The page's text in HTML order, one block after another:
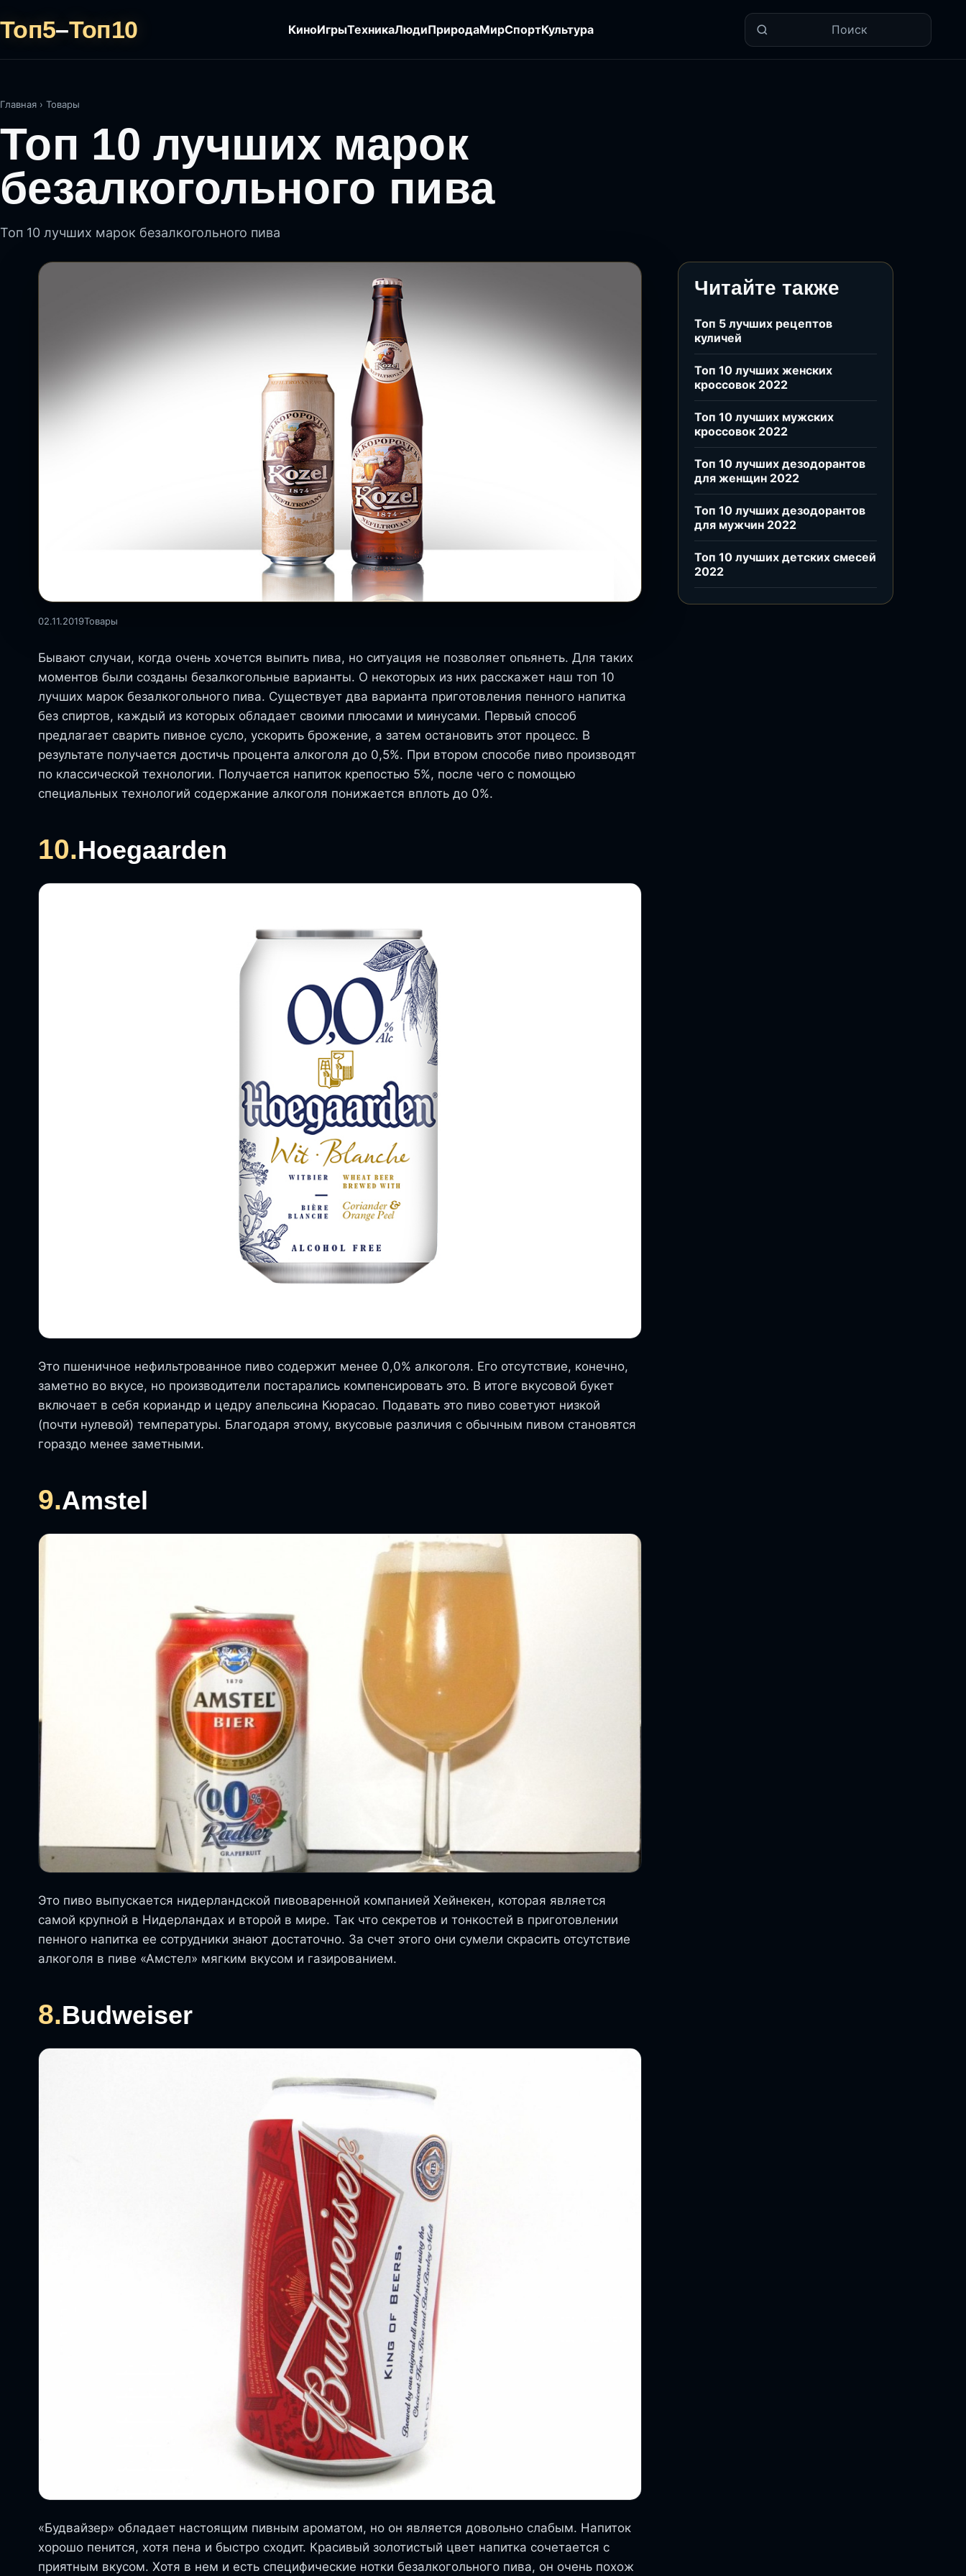
Топ5–Топ10 КиноИгрыТехникаЛюдиПриродаМирСпортКультура Поиск
Главная › Товары
Топ 10 лучших марок
безалкогольного пива
Топ 10 лучших марок безалкогольного пива
02.11.2019Товары
Бывают случаи, когда очень хочется выпить пива, но ситуация не позволяет опьянеть. Для таких
моментов были созданы безалкогольные варианты. О некоторых из них расскажет наш топ 10
лучших марок безалкогольного пива. Существует два варианта приготовления пенного напитка
без спиртов, каждый из которых обладает своими плюсами и минусами. Первый способ
предлагает сварить пивное сусло, ускорить брожение, а затем остановить этот процесс. В
результате получается достичь процента алкоголя до 0,5%. При втором способе пиво производят
по классической технологии. Получается напиток крепостью 5%, после чего с помощью
специальных технологий содержание алкоголя понижается вплоть до 0%.
10.Hoegaarden
Это пшеничное нефильтрованное пиво содержит менее 0,0% алкоголя. Его отсутствие, конечно,
заметно во вкусе, но производители постарались компенсировать это. В итоге вкусовой букет
включает в себя кориандр и цедру апельсина Кюрасао. Подавать это пиво советуют низкой
(почти нулевой) температуры. Благодаря этому, вкусовые различия с обычным пивом становятся
гораздо менее заметными.
9.Amstel
Это пиво выпускается нидерландской пивоваренной компанией Хейнекен, которая является
самой крупной в Нидерландах и второй в мире. Так что секретов и тонкостей в приготовлении
пенного напитка ее сотрудники знают достаточно. За счет этого они сумели скрасить отсутствие
алкоголя в пиве «Амстел» мягким вкусом и газированием.
8.Budweiser
«Будвайзер» обладает настоящим пивным ароматом, но он является довольно слабым. Напиток
хорошо пенится, хотя пена и быстро сходит. Красивый золотистый цвет напитка сочетается с
приятным вкусом. Хотя в нем и есть специфические нотки безалкогольного пива, он очень похож
Читайте также
Топ 5 лучших рецептов
куличей
Топ 10 лучших женских
кроссовок 2022
Топ 10 лучших мужских
кроссовок 2022
Топ 10 лучших дезодорантов
для женщин 2022
Топ 10 лучших дезодорантов
для мужчин 2022
Топ 10 лучших детских смесей
2022